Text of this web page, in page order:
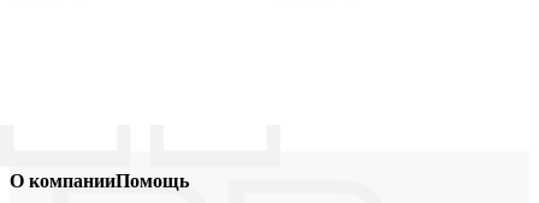
О компанииПомощь